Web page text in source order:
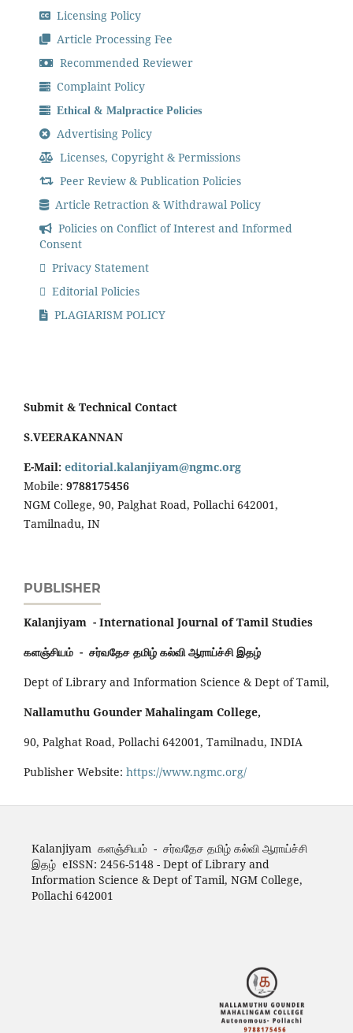
Licensing Policy
Article Processing Fee
Recommended Reviewer
Complaint Policy
Ethical & Malpractice Policies
Advertising Policy
Licenses, Copyright & Permissions
Peer Review & Publication Policies
Article Retraction & Withdrawal Policy
Policies on Conflict of Interest and Informed
Consent
Privacy Statement
Editorial Policies
PLAGIARISM POLICY
Submit & Technical Contact
S.VEERAKANNAN
E-Mail: editorial.kalanjiyam@ngmc.org
Mobile: 9788175456
NGM College, 90, Palghat Road, Pollachi 642001,
Tamilnadu, IN
PUBLISHER
Kalanjiyam - International Journal of Tamil Studies
களஞ்சியம் - சர்வதேச தமிழ் கல்வி ஆராய்ச்சி இதழ்
Dept of Library and Information Science & Dept of Tamil,
Nallamuthu Gounder Mahalingam College,
90, Palghat Road, Pollachi 642001, Tamilnadu, INDIA
Publisher Website: https://www.ngmc.org/
Kalanjiyam களஞ்சியம் - சர்வதேச தமிழ் கல்வி ஆராய்ச்சி
இதழ் eISSN: 2456-5148 - Dept of Library and
Information Science & Dept of Tamil, NGM College,
Pollachi 642001